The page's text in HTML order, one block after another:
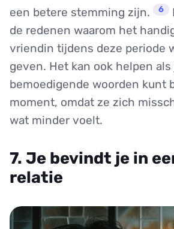
een betere stemming zijn.
6
de redenen waarom het
vriendin tijdens deze periode
geven. Het kan ook helpen
bemoedigende woorden kunt
moment, omdat ze zich
wat minder voelt.
7. Je bevindt je in
relatie